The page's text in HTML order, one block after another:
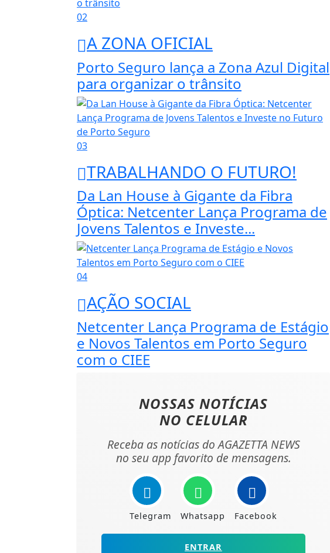
02
A ZONA OFICIAL
Porto Seguro lança a Zona Azul Digital
para organizar o trânsito
03
TRABALHANDO O FUTURO!
Da Lan House à Gigante da Fibra
Óptica: Netcenter Lança Programa de
Jovens Talentos e Investe...
04
AÇÃO SOCIAL
Netcenter Lança Programa de Estágio
e Novos Talentos em Porto Seguro
com o CIEE
NOSSAS NOTÍCIAS
NO CELULAR
Receba as notícias do AGAZETTA NEWS
no seu app favorito de mensagens.
Telegram Whatsapp Facebook
ENTRAR